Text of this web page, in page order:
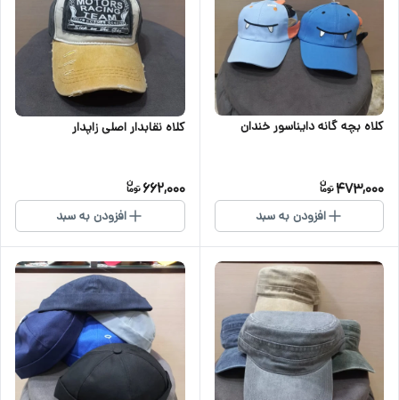
کلاه بچه گانه دایناسور خندان
473,000
افزودن به سبد
کلاه نقابدار اصلی زاپدار
662,000
افزودن به سبد